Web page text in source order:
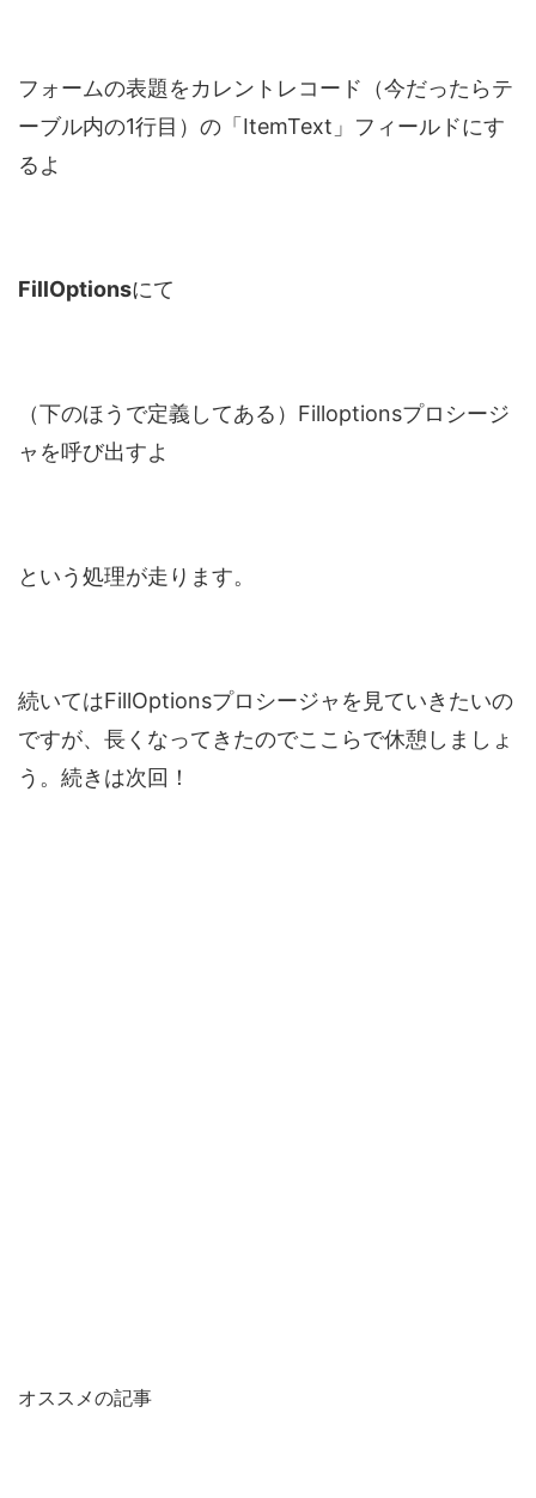
フォームの表題をカレントレコード（今だったらテ
ーブル内の1行目）の「ItemText」フィールドにす
るよ
FillOptionsにて
（下のほうで定義してある）Filloptionsプロシージ
ャを呼び出すよ
という処理が走ります。
続いてはFillOptionsプロシージャを見ていきたいの
ですが、長くなってきたのでここらで休憩しましょ
う。続きは次回！
オススメの記事